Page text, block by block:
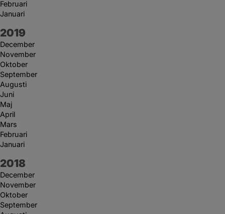
Februari
Januari
År:
2019
December
November
Oktober
September
Augusti
Juni
Maj
April
Mars
Februari
Januari
År:
2018
December
November
Oktober
September